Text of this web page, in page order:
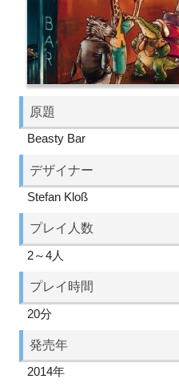
原題
Beasty Bar
デザイナー
Stefan Kloß
プレイ人数
2～4人
プレイ時間
20分
発売年
2014年